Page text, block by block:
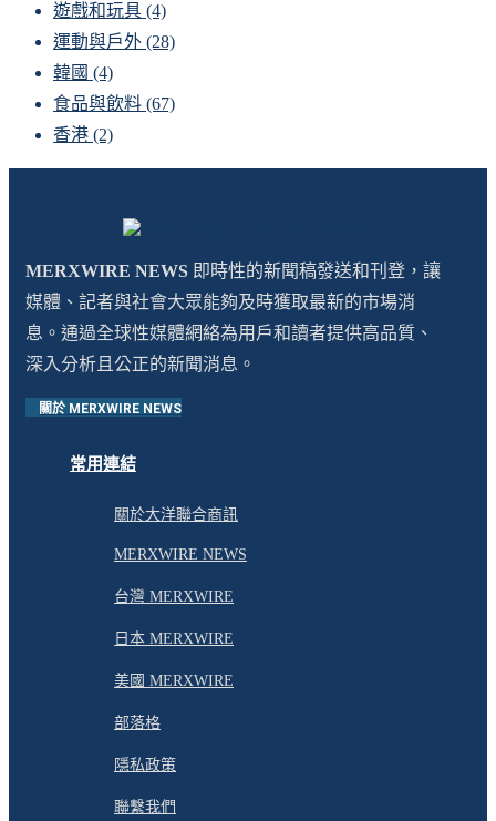
遊戲和玩具 (4)
運動與戶外 (28)
韓國 (4)
食品與飲料 (67)
香港 (2)
MERXWIRE NEWS 即時性的新聞稿發送和刊登，讓
媒體、記者與社會大眾能夠及時獲取最新的市場消
息。通過全球性媒體網絡為用戶和讀者提供高品質、
深入分析且公正的新聞消息。
關於 MERXWIRE NEWS
常用連結
關於大洋聯合商訊
MERXWIRE NEWS
台灣 MERXWIRE
日本 MERXWIRE
美國 MERXWIRE
部落格
隱私政策
聯繫我們